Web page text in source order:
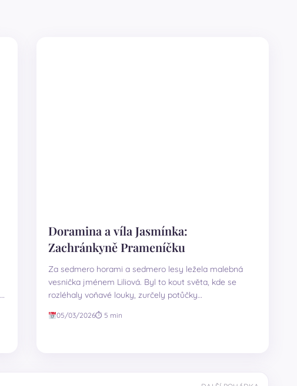
Doramina a víla Jasmínka:
Zachránkyně Prameníčku
Za sedmero horami a sedmero lesy ležela malebná
vesnička jménem Liliová. Byl to kout světa, kde se
rozléhaly voňavé louky, zurčely potůčky…
05/03/2026⏱ 5 min